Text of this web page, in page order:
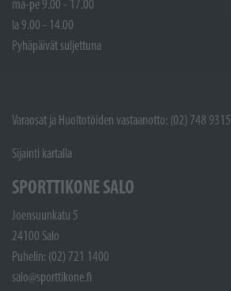
ma-pe 9.00 - 17.00
la 9.00 - 14.00
Pyhäpäivät suljettuna
Varaosat ja Huoltotöiden vastaanotto: (02) 748 9315
Sijainti kartalla
SPORTTIKONE SALO
Joensuunkatu 5
24100 Salo
Puhelin: (02) 721 1400
salo@sporttikone.fi